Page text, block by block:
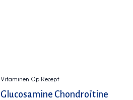
Vitaminen Op Recept
Glucosamine Chondroïtine